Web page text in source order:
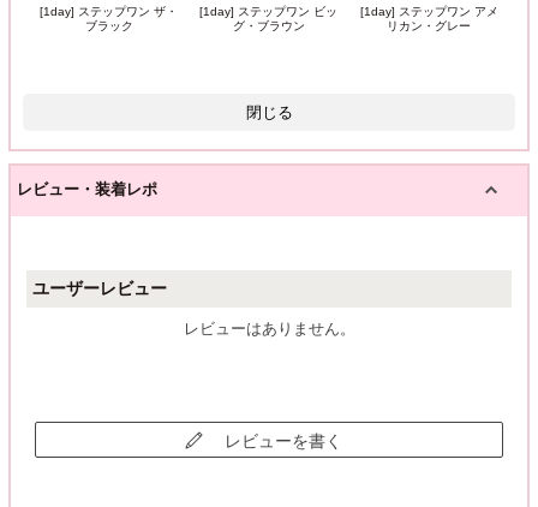
[1day] ステップワン ザ・
ブラック
[1day] ステップワン ビッ
グ・ブラウン
[1day] ステップワン アメ
リカン・グレー
閉じる
レビュー・装着レポ
ユーザーレビュー
レビューはありません。
レビューを書く